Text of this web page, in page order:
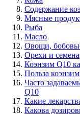
Содержание
Мясные
Рыба
Масло
Овощи,
Орехи и семена
Коэнзим Q10
Польза
Часто
Q10
Какие
Какова